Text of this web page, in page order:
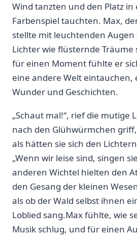
Wind tanzten und den Platz
Farbenspiel⁢ tauchten. Max,
stellte mit leuchtenden ‍Augen
Lichter wie ‍flüsternde
für einen Moment fühlte​ er
eine andere Welt eintauchen,
Wunder und Geschichten.
„Schaut mal!“, rief die ⁢mutige
⁤nach den Glühwürmchen
als‍ hätten sie sich den
„Wenn wir leise sind,⁣ singen
anderen Wichtel hielten den
den Gesang der kleinen
als ob der ⁣Wald selbst ​ihnen
Loblied sang.Max fühlte, wie
Musik schlug, und für einen